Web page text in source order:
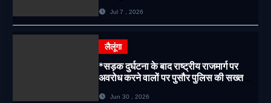
Jul 7 , 2026
लैलूंगा
*सड़क दुर्घटना के बाद राष्ट्रीय राजमार्ग पर
अवरोध करने वालों पर पुसौर पुलिस की सख्त
Jun 30 , 2026